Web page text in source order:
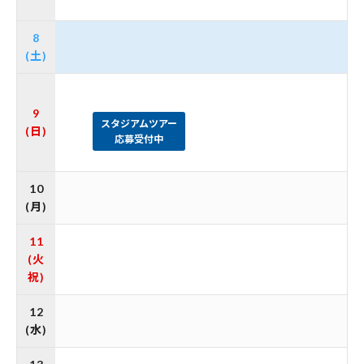
8
(土)
9
(日)
スタジアムツアー
応募受付中
10
(月)
11
(火
祝)
12
(水)